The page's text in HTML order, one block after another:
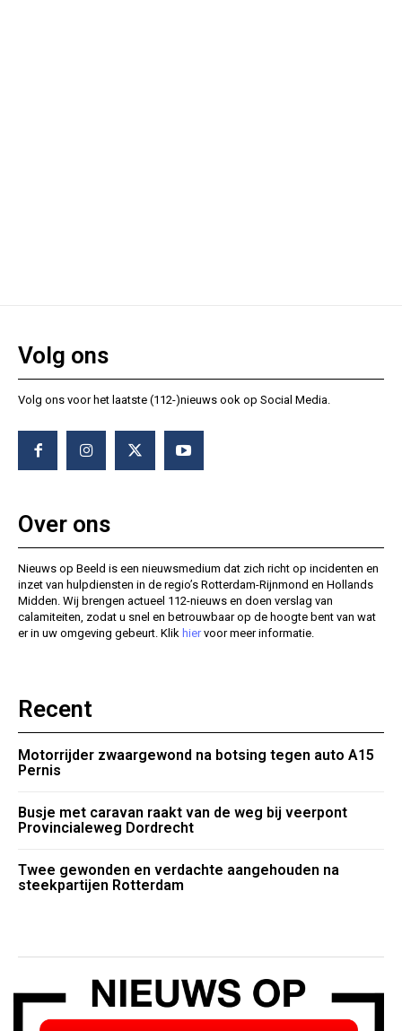
Volg ons
Volg ons voor het laatste (112-)nieuws ook op Social Media.
Over ons
Nieuws op Beeld is een nieuwsmedium dat zich richt op incidenten en
inzet van hulpdiensten in de regio’s Rotterdam-Rijnmond en Hollands
Midden. Wij brengen actueel 112-nieuws en doen verslag van
calamiteiten, zodat u snel en betrouwbaar op de hoogte bent van wat
er in uw omgeving gebeurt. Klik hiervoor meer informatie.
Recent
Motorrijder zwaargewond na botsing tegen auto A15
Pernis
Busje met caravan raakt van de weg bij veerpont
Provincialeweg Dordrecht
Twee gewonden en verdachte aangehouden na
steekpartijen Rotterdam